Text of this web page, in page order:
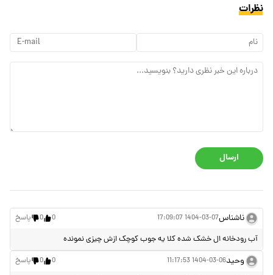
نظرات
ارسال
ناشناس1404-03-07 17:09:07
0
0 پاسخ
آب رودخانه ال خشک شده کلا یه جوب کوچک ازش چیزی نمونده
وحید1404-03-06 11:17:53
0
0 پاسخ